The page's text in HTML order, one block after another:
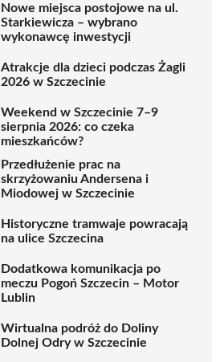
Nowe miejsca postojowe na ul.
Starkiewicza – wybrano
wykonawcę inwestycji
Atrakcje dla dzieci podczas Żagli
2026 w Szczecinie
Weekend w Szczecinie 7–9
sierpnia 2026: co czeka
mieszkańców?
Przedłużenie prac na
skrzyżowaniu Andersena i
Miodowej w Szczecinie
Historyczne tramwaje powracają
na ulice Szczecina
Dodatkowa komunikacja po
meczu Pogoń Szczecin – Motor
Lublin
Wirtualna podróż do Doliny
Dolnej Odry w Szczecinie